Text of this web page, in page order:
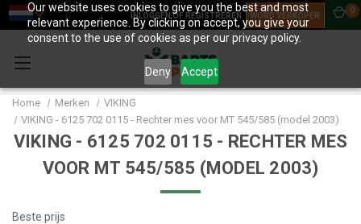
Our website uses cookies to give you the best and most
relevant experience. By clicking on accept, you give your
consent to the use of cookies as per our privacy policy.
Deny Accept
INLOGGEN OF REGISTREREN WORD VERKOPER
0
Home Merken
VIKING
VIKING - 6125 702 0115 - Rechter mes voor MT 545/585 (model 2003)
VIKING - 6125 702 0115 - RECHTER MES
VOOR MT 545/585 (MODEL 2003)
Beste prijs